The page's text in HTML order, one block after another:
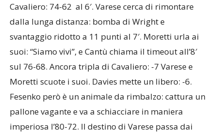
Cavaliero: 74-62 al 6′. Varese cerca di rimontare
dalla lunga distanza: bomba di Wright e
svantaggio ridotto a 11 punti al 7′. Moretti urla ai
suoi: “Siamo vivi”, e Cantù chiama il timeout all’8′
sul 76-68. Ancora tripla di Cavaliero: -7 Varese e
Moretti scuote i suoi. Davies mette un libero: -6.
Fesenko però è un animale da rimbalzo: cattura un
pallone vagante e va a schiacciare in maniera
imperiosa l’80-72. Il destino di Varese passa dai